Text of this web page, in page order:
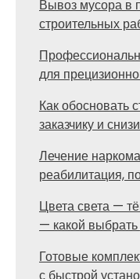
Вывоз мусора в
строительных
для
Как обосновать
заказчику и
Лечение
реабилитация,
Цвета света —
— какой
Готовые